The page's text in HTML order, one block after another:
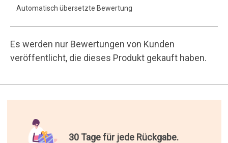
Automatisch übersetzte Bewertung
Es werden nur Bewertungen von Kunden
veröffentlicht, die dieses Produkt gekauft haben.
30 Tage für jede Rückgabe.